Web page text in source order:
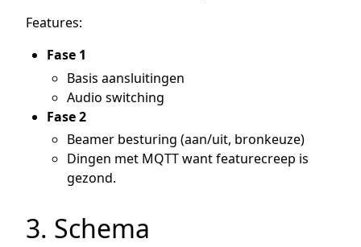
Features:
Fase 1
Basis aansluitingen
Audio switching
Fase 2
Beamer besturing (aan/uit, bronkeuze)
Dingen met MQTT want featurecreep is
gezond.
3. Schema